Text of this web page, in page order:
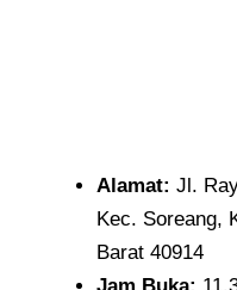
Alamat: Jl.
Kec. Soreang,
Barat 40914